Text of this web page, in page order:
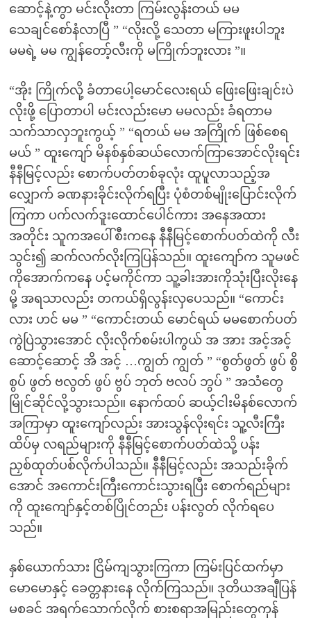
ဆောင့်နဲ့ကွာ မင်းလိုးတာ ကြမ်းလွန်းတယ် မမ
သေချင်စော်နံလာပြီ ” “လိုးလို့ သေတာ မကြားဖူးပါဘူး
မမရဲ့ မမ ကျွန်တော့်လီးကို မကြိုက်ဘူးလား ”။
“အိုး ကြိုက်လို့ ခံတာပေါ့မောင်လေးရယ် ဖြေးဖြေးချင်းပဲ
လိုးဖို့ ပြောတာပါ မင်းလည်းမော မမလည်း ခံရတာမ
သက်သာလှဘူးကွယ့် ” “ရတယ် မမ အကြိုက် ဖြစ်စေရ
မယ် ” ထူးကျော် မိနစ်နှစ်ဆယ်လောက်ကြာအောင်လိုးရင်း
နီနီမြင့်လည်း စောက်ပတ်တစ်ခုလုံး ထူပူလာသည့်အ
လျှောက် ခဏနားခိုင်းလိုက်ရပြီး ပုံစံတစ်မျိုးပြောင်းလိုက်
ကြကာ ပက်လက်ဒူးထောင်ပေါင်ကား အနေအထား
အတိုင်း သူကအပေါ်စီးကနေ နီနီမြင့်စောက်ပတ်ထဲကို လီး
သွင်း၍ ဆက်လက်လိုးကြပြန်သည်။ ထူးကျော်က သူမဖင်
ကိုအောက်ကနေ ပင့်မကိုင်ကာ သူ့ခါးအားကိုသုံးပြီးလိုးနေ
မို့ အရသာလည်း တကယ်ရှိလွန်းလှပေသည်။ “ကောင်း
လား ဟင် မမ ” “ကောင်းတယ် မောင်ရယ် မမစောက်ပတ်
ကွဲပြဲသွားအောင် လိုးလိုက်စမ်းပါကွယ် အ အား အင့်အင့်
ဆောင့်ဆောင့် အိ အင့် …ကျွတ် ကျွတ် ” “စွတ်ဖွတ် ဖွပ် စွိ
စွပ် ဖွတ် ဗလွတ် ဖွပ် ဗွပ် ဘုတ် ဗလပ် ဘွပ် ” အသံတွေ
မြိုင်ဆိုင်လို့သွားသည်။ နောက်ထပ် ဆယ့်ငါးမိနစ်လောက်
အကြာမှာ ထူးကျော်လည်း အားသွန်လိုးရင်း သူ့လီးကြီး
ထိပ်မှ လရည်များကို နီနီမြင့်စောက်ပတ်ထဲသို့ ပန်း
ညှစ်ထုတ်ပစ်လိုက်ပါသည်။ နီနီမြင့်လည်း အသည်းခိုက်
အောင် အကောင်းကြီးကောင်းသွားရပြီး စောက်ရည်များ
ကို ထူးကျော်နှင့်တစ်ပြိုင်တည်း ပန်းလွတ် လိုက်ရပေ
သည်။
နှစ်ယောက်သား ငြိမ်ကျသွားကြကာ ကြမ်းပြင်ထက်မှာ
မောမောနှင့် ခေတ္တနားနေ လိုက်ကြသည်။ ဒုတိယအချီပြန်
မစခင် အရက်သောက်လိုက် စားစရာအမြည်းတွေကုန်